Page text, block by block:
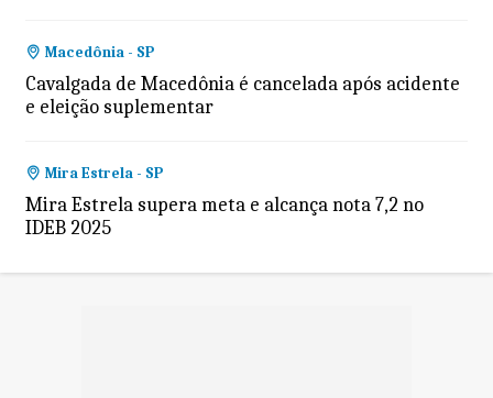
Macedônia - SP
Cavalgada de Macedônia é cancelada após acidente
e eleição suplementar
Mira Estrela - SP
Mira Estrela supera meta e alcança nota 7,2 no
IDEB 2025